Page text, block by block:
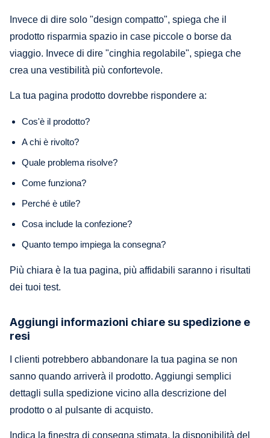
Invece di dire solo "design compatto", spiega che il
prodotto risparmia spazio in case piccole o borse da
viaggio. Invece di dire "cinghia regolabile", spiega che
crea una vestibilità più confortevole.
La tua pagina prodotto dovrebbe rispondere a:
Cos'è il prodotto?
A chi è rivolto?
Quale problema risolve?
Come funziona?
Perché è utile?
Cosa include la confezione?
Quanto tempo impiega la consegna?
Più chiara è la tua pagina, più affidabili saranno i risultati
dei tuoi test.
Aggiungi informazioni chiare su spedizione e
resi
I clienti potrebbero abbandonare la tua pagina se non
sanno quando arriverà il prodotto. Aggiungi semplici
dettagli sulla spedizione vicino alla descrizione del
prodotto o al pulsante di acquisto.
Indica la finestra di consegna stimata, la disponibilità del